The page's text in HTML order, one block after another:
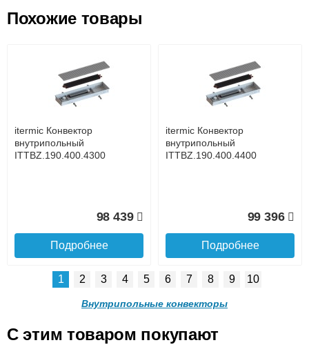
услуга платная
внутрипольный
ITTZ.190.400.4500
внутрипольный
ITTZ.190.400.4600
itermic Конвектор
внутрипольный
ITTZ.190.400.4700
itermic Конвектор
ITTZ.190.400.4800
Похожие товары
itermic Конвектор
внутрипольный
ITTBZ.190.400.4300
98 439
Подробнее
itermic Конвектор
внутрипольный
ITTBZ.190.400.4400
99 396
Подробнее
1 2 3 4 5 6 7 8 9 10
Внутрипольные конвекторы
C этим товаром покупают